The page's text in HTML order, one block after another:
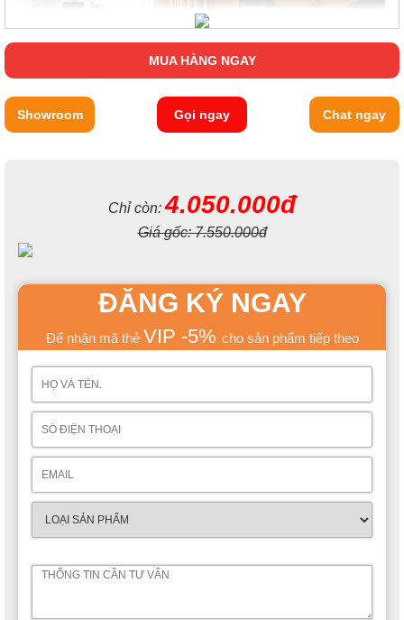
MUA HÀNG NGAY
Showroom Gọi ngay Chat ngay
Chỉ còn:4.050.000đ
Giá gốc:7.550.000đ
ĐĂNG KÝ NGAY
Để nhận mã thẻ VIP -5% cho sản phẩm tiếp theo